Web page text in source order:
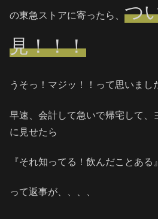
の東急ストアに寄ったら、 つ
見！！！
うそっ！マジッ！！って思いまし
早速、会計して急いで帰宅して、
に見せたら
『それ知ってる！飲んだことある』
って返事が、、、、